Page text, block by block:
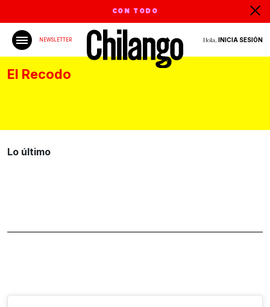
CON TODO
NEWSLETTER Hola, INICIA SESIÓN
El Recodo
Lo último